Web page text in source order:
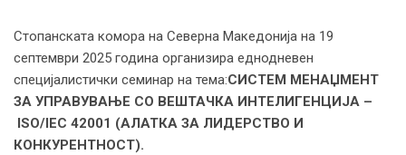
Стопанската комора на Северна Македонија на 19
септември 2025 година организира еднодневен
специјалистички семинар на тема:СИСТЕМ МЕНАЏМЕНТ
ЗА УПРАВУВАЊЕ СО ВЕШТАЧКА ИНТЕЛИГЕНЦИЈА –
ISO/IEC 42001 (АЛАТКА ЗА ЛИДЕРСТВО И
КОНКУРЕНТНОСТ).